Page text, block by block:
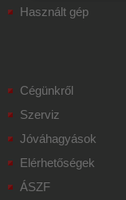
Használt gép
Cégünkről
Szerviz
Jóváhagyások
Elérhetőségek
ÁSZF